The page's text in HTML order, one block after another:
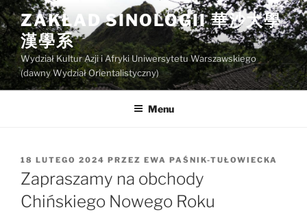
Przejdź
do
treści
ZAKŁAD SINOLOGII 華沙大學
漢學系
Wydział Kultur Azji i Afryki Uniwersytetu Warszawskiego
(dawny Wydział Orientalistyczny)
Menu
OPUBLIKOWANE
W
18 LUTEGO 2024 PRZEZ EWA PAŚNIK-TUŁOWIECKA
Zapraszamy na obchody
Chińskiego Nowego Roku